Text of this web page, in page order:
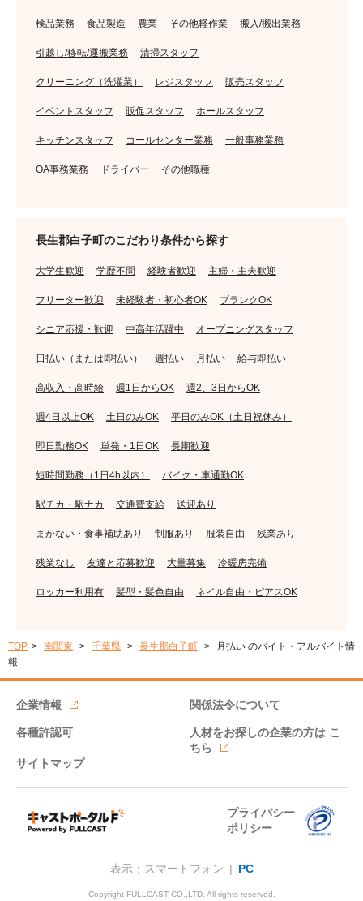
検品業務 食品製造 農業 その他軽作業 搬入/搬出業務
引越し/移転/運搬業務 清掃スタッフ
クリーニング（洗濯業） レジスタッフ 販売スタッフ
イベントスタッフ 販促スタッフ ホールスタッフ
キッチンスタッフ コールセンター業務 一般事務業務
OA事務業務 ドライバー その他職種
長生郡白子町のこだわり条件から探す
大学生歓迎 学歴不問 経験者歓迎 主婦・主夫歓迎
フリーター歓迎 未経験者・初心者OK ブランクOK
シニア応援・歓迎 中高年活躍中 オープニングスタッフ
日払い（または即払い） 週払い 月払い 給与即払い
高収入・高時給 週1日からOK 週2、3日からOK
週4日以上OK 土日のみOK 平日のみOK（土日祝休み）
即日勤務OK 単発・1日OK 長期歓迎
短時間勤務（1日4h以内） バイク・車通勤OK
駅チカ・駅ナカ 交通費支給 送迎あり
まかない・食事補助あり 制服あり 服装自由 残業あり
残業なし 友達と応募歓迎 大量募集 冷暖房完備
ロッカー利用有 髪型・髪色自由 ネイル自由・ピアスOK
TOP 南関東 千葉県 長生郡白子町
月払い のバイト・アルバイト情
報
企業情報 関係法令について
各種許認可 人材をお探しの企業の方は こ
ちら
サイトマップ
プライバシー
ポリシー
表示：スマートフォン | PC
Copyright FULLCAST CO.,LTD. All rights reserved.